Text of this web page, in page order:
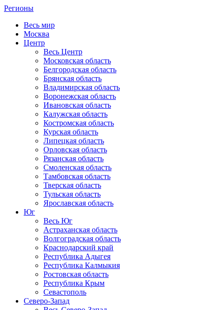
Регионы
Весь мир
Москва
Центр
Весь Центр
Московская область
Белгородская область
Брянская область
Владимирская область
Воронежская область
Ивановская область
Калужская область
Костромская область
Курская область
Липецкая область
Орловская область
Рязанская область
Смоленская область
Тамбовская область
Тверская область
Тульская область
Ярославская область
Юг
Весь Юг
Астраханская область
Волгоградская область
Краснодарский край
Республика Адыгея
Республика Калмыкия
Ростовская область
Республика Крым
Севастополь
Северо-Запад